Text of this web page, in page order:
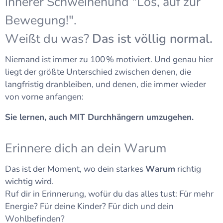
Bewegung!".
Weißt du was? Das ist völlig normal.
Niemand ist immer zu 100 % motiviert. Und genau hier
liegt der größte Unterschied zwischen denen, die
langfristig dranbleiben, und denen, die immer wieder
von vorne anfangen:
Sie lernen, auch MIT Durchhängern umzugehen.
Erinnere dich an dein Warum
Das ist der Moment, wo dein starkesWarum richtig
wichtig wird.
Ruf dir in Erinnerung, wofür du das alles tust: Für mehr
Energie? Für deine Kinder? Für dich und dein
Wohlbefinden?